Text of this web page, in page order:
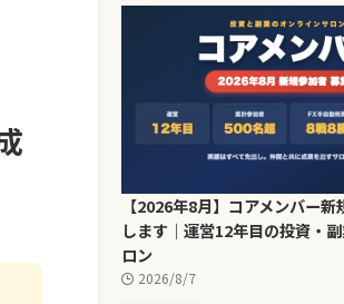
【2026年8月】コアメンバー
します｜運営12年目の投資・
ロン
2026/8/7